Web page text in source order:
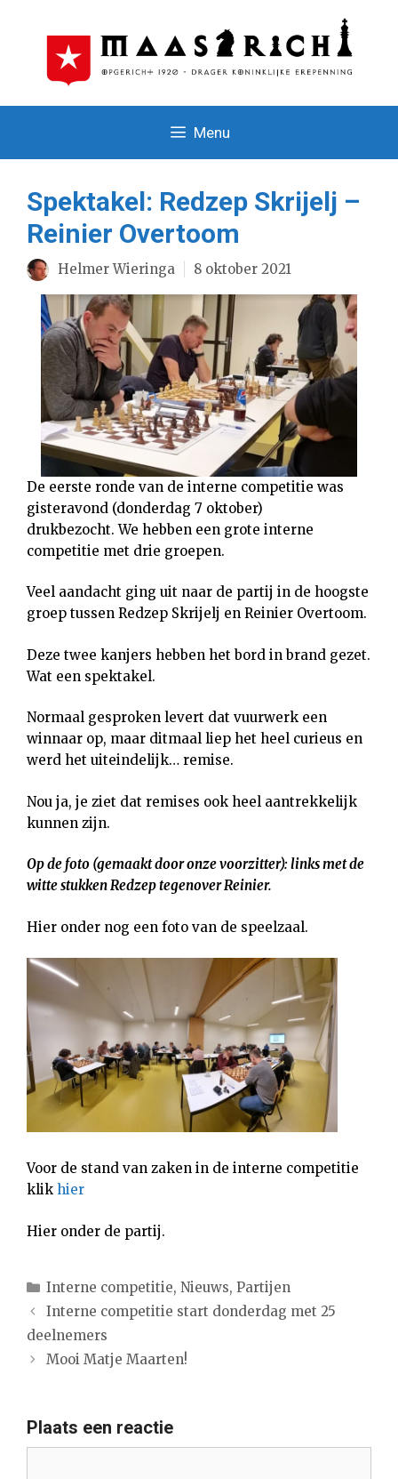
Menu
Spektakel: Redzep Skrijelj –
Reinier Overtoom
Helmer Wieringa 8 oktober 2021
De eerste ronde van de interne competitie was
gisteravond (donderdag 7 oktober)
drukbezocht. We hebben een grote interne
competitie met drie groepen.
Veel aandacht ging uit naar de partij in de hoogste
groep tussen Redzep Skrijelj en Reinier Overtoom.
Deze twee kanjers hebben het bord in brand gezet.
Wat een spektakel.
Normaal gesproken levert dat vuurwerk een
winnaar op, maar ditmaal liep het heel curieus en
werd het uiteindelijk… remise.
Nou ja, je ziet dat remises ook heel aantrekkelijk
kunnen zijn.
Op de foto (gemaakt door onze voorzitter): links met de
witte stukken Redzep tegenover Reinier.
Hier onder nog een foto van de speelzaal.
Voor de stand van zaken in de interne competitie
klik hier
Hier onder de partij.
Categorieën
Interne competitie, Nieuws, Partijen
Interne competitie start donderdag met 25
deelnemers
Mooi Matje Maarten!
Plaats een reactie